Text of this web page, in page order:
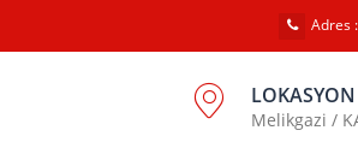
Adres
LOKASYON
Melikgazi /